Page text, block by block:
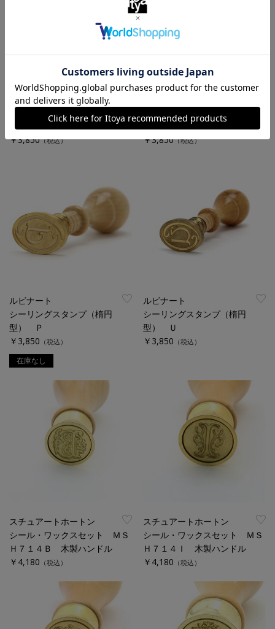
ルビナート
シーリングスタンプ（楕円
型） Ｉ
￥3,850（税込）
シーリングスタンプ（楕円
￥3,850（税込）
ルビナート
シーリングスタンプ（楕円
型） Ｐ
￥3,850 （税込）
在庫なし
ルビナート
シーリングスタンプ（楕円
型） Ｕ
￥3,850 （税込）
スチュアートホートン
シール・ワックスセット ＭＳ
Ｈ７１４Ｂ 木製ハンドル
￥4,180 （税込）
スチュアートホートン
シール・ワックスセット ＭＳ
Ｈ７１４Ｉ 木製ハンドル
￥4,180 （税込）